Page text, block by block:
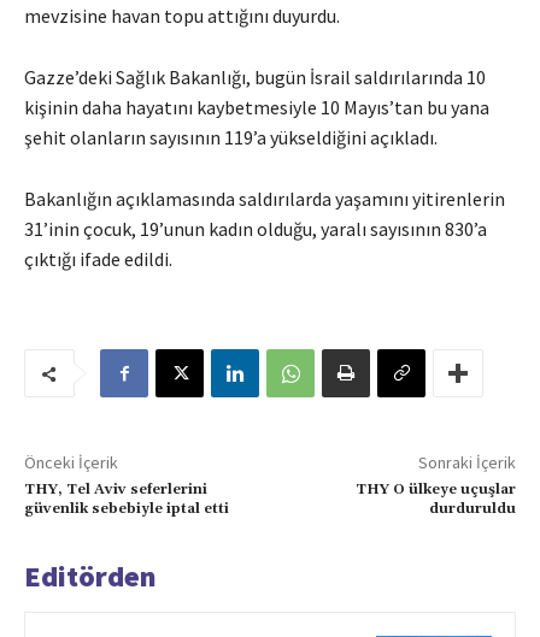
mevzisine havan topu attığını duyurdu.
Gazze’deki Sağlık Bakanlığı, bugün İsrail saldırılarında 10
kişinin daha hayatını kaybetmesiyle 10 Mayıs’tan bu yana
şehit olanların sayısının 119’a yükseldiğini açıkladı.
Bakanlığın açıklamasında saldırılarda yaşamını yitirenlerin
31’inin çocuk, 19’unun kadın olduğu, yaralı sayısının 830’a
çıktığı ifade edildi.
Önceki İçerik
THY, Tel Aviv seferlerini
güvenlik sebebiyle iptal etti
Sonraki İçerik
THY O ülkeye uçuşlar
durduruldu
Editörden